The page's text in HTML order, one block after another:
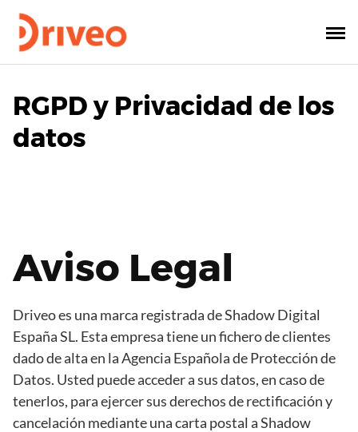
RGPD y Privacidad de los
datos
Aviso Legal
Driveo es una marca registrada de Shadow Digital
España SL. Esta empresa tiene un fichero de clientes
dado de alta en la Agencia Española de Protección de
Datos. Usted puede acceder a sus datos, en caso de
tenerlos, para ejercer sus derechos de rectificación y
cancelación mediante una carta postal a Shadow